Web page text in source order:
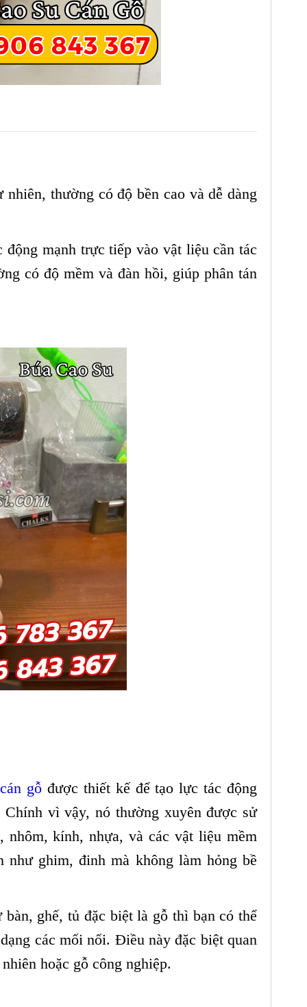
thường có độ bền cao và dễ dàng
mạnh trực tiếp vào vật liệu cần tác
có độ mềm và đàn hồi, giúp phân tán
gỗđược thiết kế để tạo lực tác động
vì vậy, nó thường xuyên được sử
kính, nhựa, và các vật liệu mềm
như ghim, đinh mà không làm hỏng bề
ghế, tủ đặc biệt là gỗ thì bạn có thể
các mối nối. Điều này đặc biệt quan
hoặc gỗ công nghiệp.